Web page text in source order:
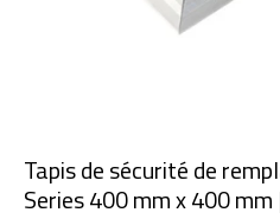
Tapis de sécurité de
Series 400 mm x 400